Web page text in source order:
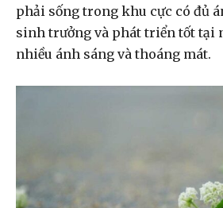
phải sống trong khu cực có đủ
sinh trưởng và phát triển tốt tại
nhiều ánh sáng và thoáng mát.